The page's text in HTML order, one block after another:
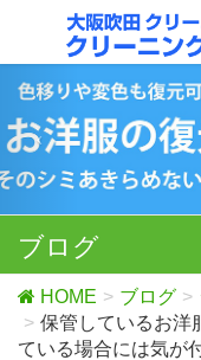
ブログ
HOME ブログ
保管しているお洋
ている場合には気が